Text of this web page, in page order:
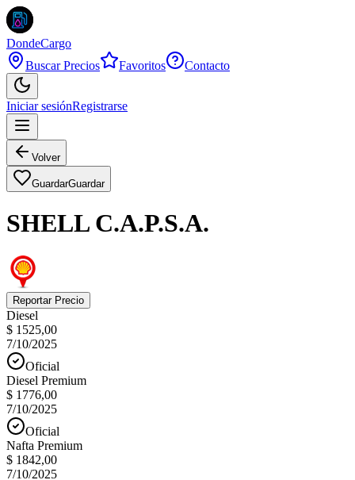
DondeCargo
Buscar Precios
Favoritos Contacto
Iniciar sesiónRegistrarse
Volver
GuardarGuardar
SHELL C.A.P.S.A.
Reportar Precio
Diesel
$ 1525,00
7/10/2025
Oficial
Diesel Premium
$ 1776,00
7/10/2025
Oficial
Nafta Premium
$ 1842,00
7/10/2025